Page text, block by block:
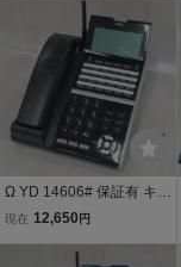
Ω YD 14606# 保証有 キレ
イめ NEC【 DTZ-24BT-3
4ボタンカールコードレス
現在 12,650 円